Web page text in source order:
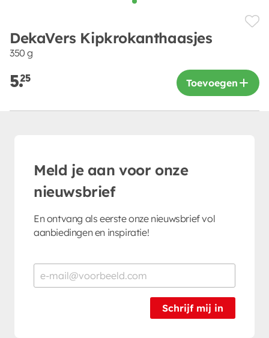
DekaVers Kipkrokanthaasjes
350 g
5.25 Toevoegen
Meld je aan voor onze
nieuwsbrief
En ontvang als eerste onze nieuwsbrief vol
aanbiedingen en inspiratie!
Schrijf mij in